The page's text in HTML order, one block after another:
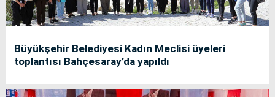
Büyükşehir Belediyesi Kadın Meclisi üyeleri
toplantısı Bahçesaray’da yapıldı